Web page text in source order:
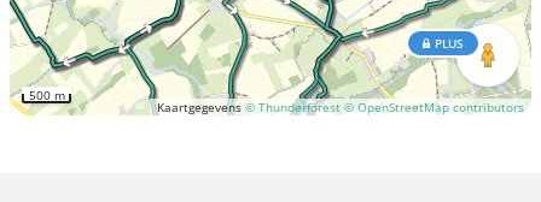
Kaartgegevens © Thunderforest © OpenStreetMap contributors
PLUS
500 m